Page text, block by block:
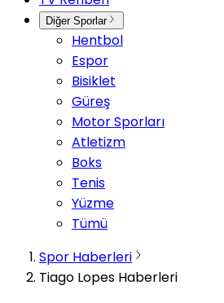
Diğer Sporlar
Hentbol
Espor
Bisiklet
Güreş
Motor Sporları
Atletizm
Boks
Tenis
Yüzme
Tümü
Spor Haberleri
Tiago Lopes Haberleri